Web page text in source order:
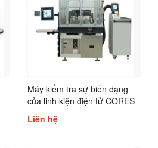
Máy kiểm tra sự biến dạng
của linh kiện điện tử CORES
CORE8038A
Liên hệ